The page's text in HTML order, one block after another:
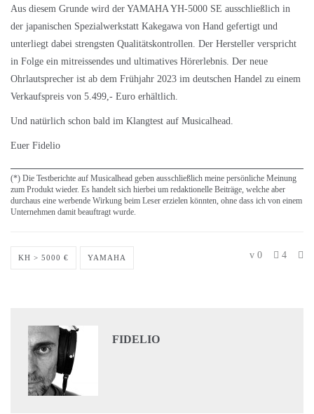
Aus diesem Grunde wird der YAMAHA YH-5000 SE ausschließlich in
der japanischen Spezialwerkstatt Kakegawa von Hand gefertigt und
unterliegt dabei strengsten Qualitätskontrollen. Der Hersteller verspricht
in Folge ein mitreissendes und ultimatives Hörerlebnis. Der neue
Ohrlautsprecher ist ab dem Frühjahr 2023 im deutschen Handel zu einem
Verkaufspreis von 5.499,- Euro erhältlich.
Und natürlich schon bald im Klangtest auf Musicalhead.
Euer Fidelio
(*) Die Testberichte auf Musicalhead geben ausschließlich meine persönliche Meinung
zum Produkt wieder. Es handelt sich hierbei um redaktionelle Beiträge, welche aber
durchaus eine werbende Wirkung beim Leser erzielen könnten, ohne dass ich von einem
Unternehmen damit beauftragt wurde.
KH > 5000 € YAMAHA 0 4
FIDELIO